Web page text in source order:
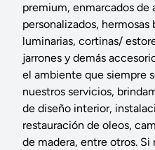
premium, enmarcados de
personalizados,
luminarias, cortinas/
jarrones y demás
el ambiente que siempre
nuestros servicios,
de diseño interior,
restauración de oleos,
de madera, entre otros.